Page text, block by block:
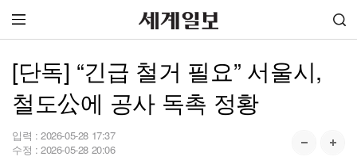
[단독] “긴급 철거 필요” 서울시,
철도公에 공사 독촉 정황
입력 : 2026-05-28 17:37
수정 : 2026-05-28 20:06